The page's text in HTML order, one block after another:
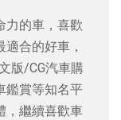
力的車，喜歡
合的好車，
版/CG汽車購
鑑賞等知名平
，繼續喜歡車